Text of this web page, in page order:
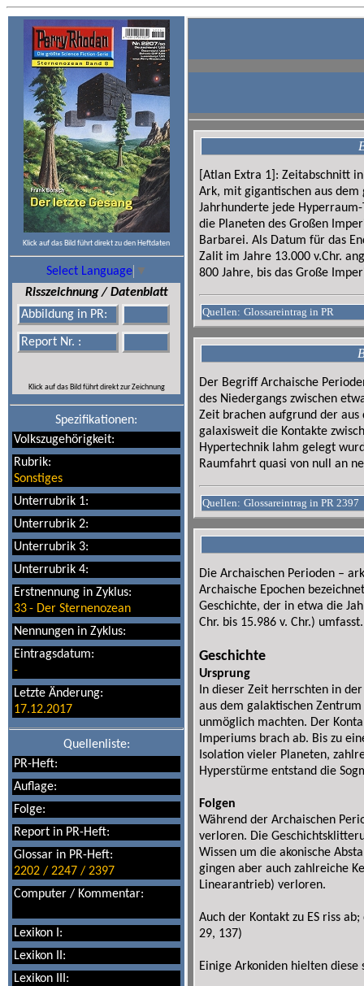
Klick auf das Bild führt direkt zu den Heftdaten
Select Language ▼
Risszeichnung / Datenblatt
Abbildung in PR:
Report Nr. :
Klick auf das Bild führt direkt zur Zeichnung
Spezifikationen:
Volkszugehörigkeit:
Rubrik:
Sonstiges
Unterrubrik 1:
Unterrubrik 2:
Unterrubrik 3:
Unterrubrik 4:
Erstnennung in Zyklus:
33- Der Sternenozean
Nennungen in Zyklus:
Eintragsdatum:
-
Letzte Änderung:
17.12.2017
Quellenliste:
PR-Heft:
Auflage:
Folge:
Report in PR-Heft:
Glossar in PR-Heft:
2202 / 2247 / 2397
Computer / Kommentar:
Lexikon I:
Lexikon II:
Lexikon III:
[Atlan Extra 1]: Zeitabschnitt
Ark, mit gigantischen aus
Jahrhunderte jede
die Planeten des Großen
Barbarei. Als Datum für das
Zalit im Jahre 13.000 v.Chr.
800 Jahre, bis das
Quellen: Glossareintrag in PR
Der Begriff Archaische
des Niedergangs zwischen
Zeit brachen aufgrund der
galaxisweit die Kontakte
Hypertechnik lahm gelegt
Raumfahrt quasi von null an
Quellen: Glossareintrag in PR 2397
Die Archaischen Perioden –
Archaische Epochen
Geschichte, der in etwa die
Chr. bis 15.986 v. Chr.)
Geschichte
Ursprung
In dieser Zeit herrschten in
aus dem galaktischen
unmöglich machten. Der
Imperiums brach ab. Bis zu
Isolation vieler Planeten,
Hyperstürme entstand die
Folgen
Während der Archaischen
verloren. Die
Wissen um die akonische
gingen aber auch zahlreiche
Linearantrieb) verloren.
Auch der Kontakt zu ES riss
29, 137)
Einige Arkoniden hielten diese